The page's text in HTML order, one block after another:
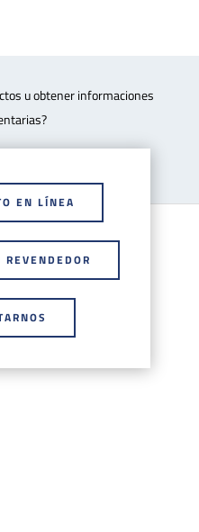
u obtener informaciones
EN LÍNEA